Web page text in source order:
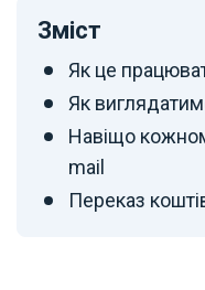
Зміст
Як це
Як
Навіщо
mail
Переказ